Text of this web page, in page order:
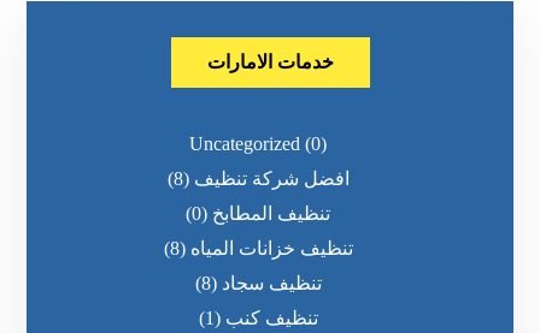
خدمات الامارات
Uncategorized (0)
افضل شركة تنظيف (8)
تنظيف المطابخ (0)
تنظيف خزانات المياه (8)
تنظيف سجاد (8)
تنظيف كنب (1)